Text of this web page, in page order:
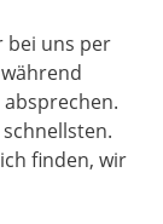
bei uns per
finden, wir